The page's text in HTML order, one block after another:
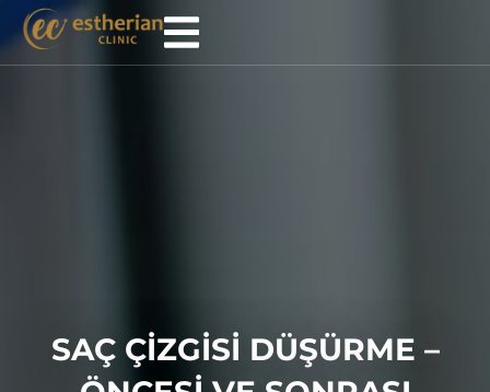
SAÇ ÇIZGISI DÜŞÜRME –